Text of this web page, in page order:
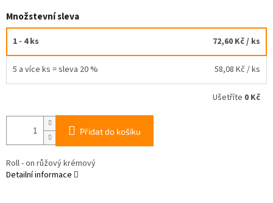
Množstevní sleva
1 - 4 ks 72,60 Kč/ ks
5 a více ks = sleva 20 % 58,08 Kč / ks
Ušetříte 0 Kč
Přidat do košíku
Roll - on růžový krémový
Detailní informace